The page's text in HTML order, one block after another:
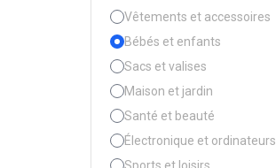
Vêtements et accessoires
Bébés et enfants
Sacs et valises
Maison et jardin
Santé et beauté
Électronique et ordinateurs